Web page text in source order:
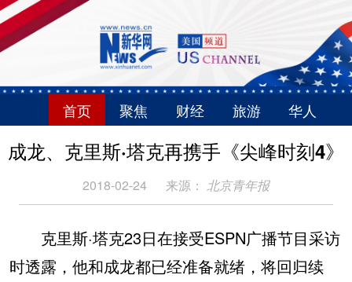
首页 聚焦 财经 旅游 华人
成龙、克里斯·塔克再携手《尖峰时刻4》
2018-02-24 来源： 北京青年报
克里斯·塔克23日在接受ESPN广播节目采访
时透露，他和成龙都已经准备就绪，将回归续